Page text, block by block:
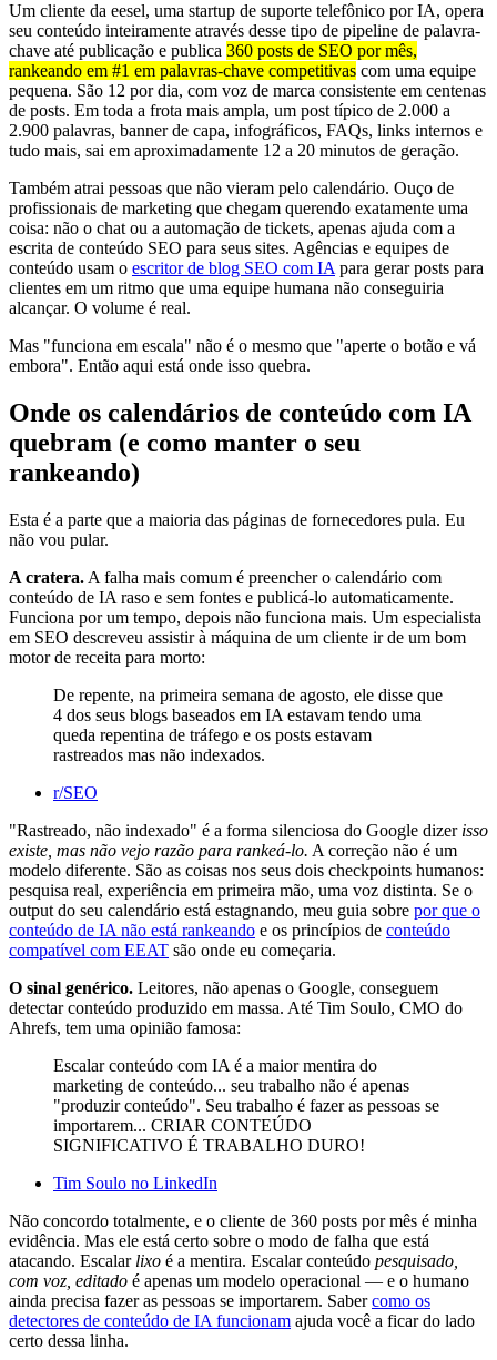
Um cliente da eesel, uma startup de suporte telefônico por IA, opera
seu conteúdo inteiramente através desse tipo de pipeline de palavra-
chave até publicação e publica 360 posts de SEO por mês,
rankeando em #1 em palavras-chave competitivas com uma equipe
pequena. São 12 por dia, com voz de marca consistente em centenas
de posts. Em toda a frota mais ampla, um post típico de 2.000 a
2.900 palavras, banner de capa, infográficos, FAQs, links internos e
tudo mais, sai em aproximadamente 12 a 20 minutos de geração.
Também atrai pessoas que não vieram pelo calendário. Ouço de
profissionais de marketing que chegam querendo exatamente uma
coisa: não o chat ou a automação de tickets, apenas ajuda com a
escrita de conteúdo SEO para seus sites. Agências e equipes de
conteúdo usam o escritor de blog SEO com IA para gerar posts para
clientes em um ritmo que uma equipe humana não conseguiria
alcançar. O volume é real.
Mas "funciona em escala" não é o mesmo que "aperte o botão e vá
embora". Então aqui está onde isso quebra.
Onde os calendários de conteúdo com IA
quebram (e como manter o seu
rankeando)
Esta é a parte que a maioria das páginas de fornecedores pula. Eu
não vou pular.
A cratera. A falha mais comum é preencher o calendário com
conteúdo de IA raso e sem fontes e publicá-lo automaticamente.
Funciona por um tempo, depois não funciona mais. Um especialista
em SEO descreveu assistir à máquina de um cliente ir de um bom
motor de receita para morto:
De repente, na primeira semana de agosto, ele disse que
4 dos seus blogs baseados em IA estavam tendo uma
queda repentina de tráfego e os posts estavam
rastreados mas não indexados.
r/SEO
"Rastreado, não indexado" é a forma silenciosa do Google dizer isso
existe, mas não vejo razão para rankeá-lo. A correção não é um
modelo diferente. São as coisas nos seus dois checkpoints humanos:
pesquisa real, experiência em primeira mão, uma voz distinta. Se o
output do seu calendário está estagnando, meu guia sobre por que o
conteúdo de IA não está rankeando e os princípios de conteúdo
compatível com EEAT são onde eu começaria.
O sinal genérico. Leitores, não apenas o Google, conseguem
detectar conteúdo produzido em massa. Até Tim Soulo, CMO do
Ahrefs, tem uma opinião famosa:
Escalar conteúdo com IA é a maior mentira do
marketing de conteúdo... seu trabalho não é apenas
"produzir conteúdo". Seu trabalho é fazer as pessoas se
importarem... CRIAR CONTEÚDO
SIGNIFICATIVO É TRABALHO DURO!
Tim Soulo no LinkedIn
Não concordo totalmente, e o cliente de 360 posts por mês é minha
evidência. Mas ele está certo sobre o modo de falha que está
atacando. Escalar lixo é a mentira. Escalar conteúdo pesquisado,
com voz, editado é apenas um modelo operacional — e o humano
ainda precisa fazer as pessoas se importarem. Sabercomo os
detectores de conteúdo de IA funcionam ajuda você a ficar do lado
certo dessa linha.